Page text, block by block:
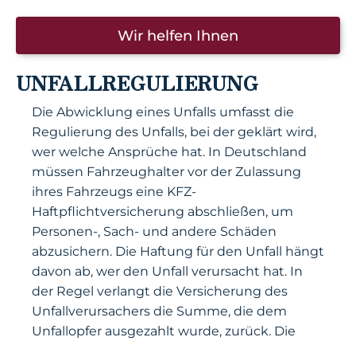
Wir helfen Ihnen
UNFALLREGULIERUNG
Die Abwicklung eines Unfalls umfasst die
Regulierung des Unfalls, bei der geklärt wird,
wer welche Ansprüche hat. In Deutschland
müssen Fahrzeughalter vor der Zulassung
ihres Fahrzeugs eine KFZ-
Haftpflichtversicherung abschließen, um
Personen-, Sach- und andere Schäden
abzusichern. Die Haftung für den Unfall hängt
davon ab, wer den Unfall verursacht hat. In
der Regel verlangt die Versicherung des
Unfallverursachers die Summe, die dem
Unfallopfer ausgezahlt wurde, zurück. Die